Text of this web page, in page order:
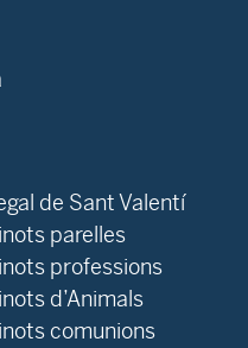
de Sant Valentí
parelles
professions
d’Animals
comunions